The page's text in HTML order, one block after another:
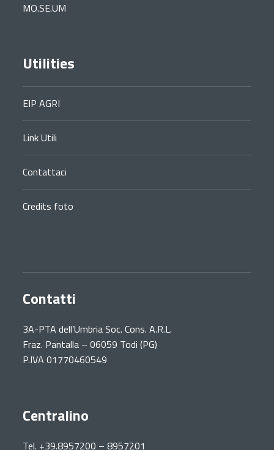
MO.SE.UM
Utilities
EIP AGRI
Link Utili
Contattaci
Credits foto
Contatti
3A-PTA dell’Umbria Soc. Cons. A.R.L.
Fraz. Pantalla – 06059 Todi (PG)
P.IVA 01770460549
Centralino
Tel. +39.8957200 – 8957201